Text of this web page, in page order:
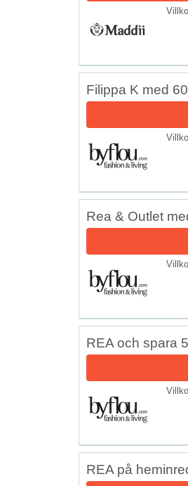
Filippa K med
Rea & Outlet
REA och spara
REA på